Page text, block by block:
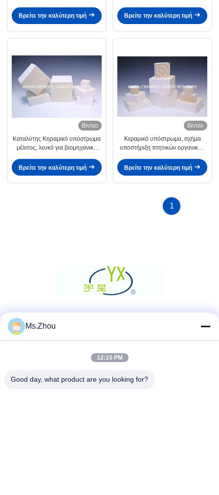
Βρείτε την καλύτερη τιμή
Βρείτε την καλύτερη τιμή
Βίντεο
Καταλύτης Κηραμικό υπόστρωμα
μέλιτος, λευκό για βιομηχανικά
Βρείτε την καλύτερη τιμή
Βίντεο
Κεραμικό υπόστρωμα, σχήμα
υποστήριξη πτητικών οργανικών
Βρείτε την καλύτερη τιμή
1
Γρήγορη επικοινωνία
Τηλεφώνημα
Ms.Zhou
12:15 PM
Good day, what product are you looking for?